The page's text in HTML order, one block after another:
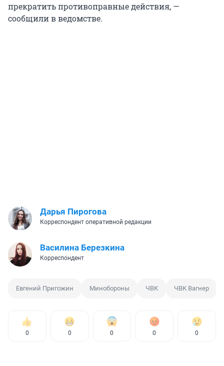
прекратить противоправные действия, —
сообщили в ведомстве.
Дарья Пирогова
Корреспондент оперативной редакции
Василина Березкина
Корреспондент
Евгений Пригожин Минобороны ЧВК ЧВК Вагнер
0 0 0 0 0